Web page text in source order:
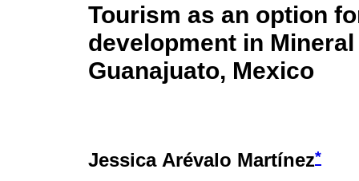
Tourism as an option
development in
Guanajuato, Mexico
Jessica Arévalo Martínez*